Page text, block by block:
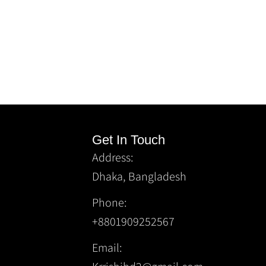
Get In Touch
Address:
Dhaka, Bangladesh
Phone:
+8801909252567
Email: